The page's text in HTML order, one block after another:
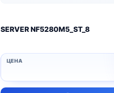
SERVER NF5280M5_ST_8